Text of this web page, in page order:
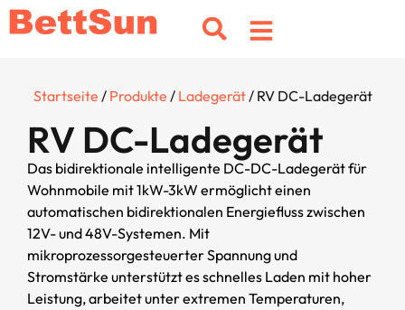
Startseite / Produkte / Ladegerät/ RV DC-Ladegerät
RV DC-Ladegerät
Das bidirektionale intelligente DC-DC-Ladegerät für
Wohnmobile mit 1kW-3kW ermöglicht einen
automatischen bidirektionalen Energiefluss zwischen
12V- und 48V-Systemen. Mit
mikroprozessorgesteuerter Spannung und
Stromstärke unterstützt es schnelles Laden mit hoher
Leistung, arbeitet unter extremen Temperaturen,